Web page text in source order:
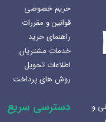
و
حریم خصوصی
قوانین و مقررات
راهنمای خرید
خدمات مشتریان
اطلاعات تحویل
روش های پرداخت
دسترسی سریع
بهداشتی
برای
و